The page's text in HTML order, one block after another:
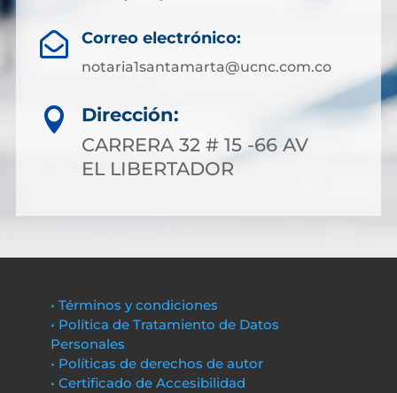
 Correo electrónico:
notaria1santamarta@ucnc.com.co

Dirección:
CARRERA 32 # 15 -66 AV
EL LIBERTADOR
• Términos y condiciones
• Política de Tratamiento de Datos
Personales
• Políticas de derechos de autor
• Certificado de Accesibilidad